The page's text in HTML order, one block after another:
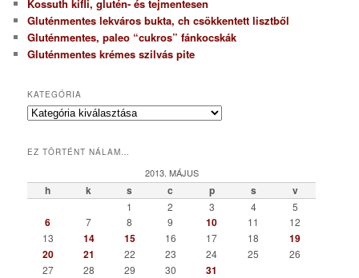
Kossuth kifli, glutén- és tejmentesen
Gluténmentes lekváros bukta, ch csökkentett lisztből
Gluténmentes, paleo “cukros” fánkocskák
Gluténmentes krémes szilvás pite
KATEGÓRIA
K
e
r
EZ TÖRTÉNT NÁLAM…
2013. MÁJUS
h k s c p s v
1 2 3 4 5
6 7 8 9 10 11
12
13
14 15 16 17 18
19
20
21 22 23 24 25
26
27
28 29 30 31